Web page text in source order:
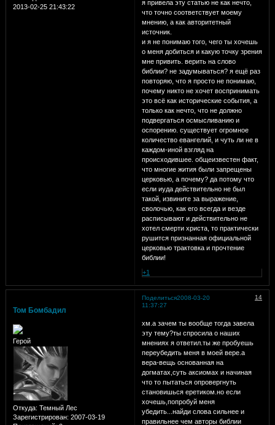
2013-02-25 21:43:22
я привела эту статью не как нечто,
что точно соответствует моему
мнению, а как авторитетный
источник.
и я не понимаю того, чего ты хочешь
о меня добиться и какую точку зрения
мне привить. верить на слово
библии? не задумываться? я ещё раз
повторяю, что я просто не понимаю,
почему никто не хочет воспринимать
это всё как исторические события, а
только как нечто, что не должно
подвергаться осмысливанию и
оспорению. существует огромное
количество евангелий, и чуть ли не в
каждом-иной взгляд на
происходившее. общеизвестен факт,
что многие жития были запрещены
церковью, а почему? да потому что
если иуда действительно не был
такой, извините за выражение,
сволочью, как его всегда и везде
расписывают и действительно не
хотел смерти христа, то практически
рушится признанная официальной
церковью трактовка и прочтение
библии!
+1
Поделиться 14
2008-03-20
11:37:27
Том Бомбадил
Герой
Откуда: Темный Лес
Зарегистрирован: 2007-03-19
хм.а зачем ты вообще тогда завела
эту тему?ты спросила о наших
мнениях я ответил.ты же пробуешь
переубедить меня в моей вере.а
вера-вещь основанная на
догматах,суть аксиомах и начиная
что то пытаться опровергнуть
становишься еретиком.но если
хочешь,попробуй меня
убедить...найди слова сильнее и
правильнее чем авторы библии